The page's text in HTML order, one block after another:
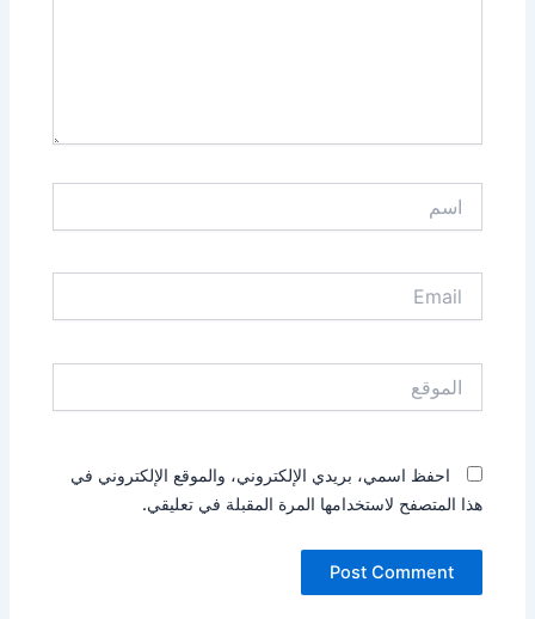
احفظ اسمي، بريدي الإلكتروني، والموقع الإلكتروني في
هذا المتصفح لاستخدامها المرة المقبلة في تعليقي.